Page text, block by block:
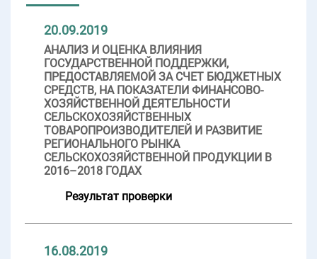
20.09.2019
АНАЛИЗ И ОЦЕНКА ВЛИЯНИЯ
ГОСУДАРСТВЕННОЙ ПОДДЕРЖКИ,
ПРЕДОСТАВЛЯЕМОЙ ЗА СЧЕТ БЮДЖЕТНЫХ
СРЕДСТВ, НА ПОКАЗАТЕЛИ ФИНАНСОВО-
ХОЗЯЙСТВЕННОЙ ДЕЯТЕЛЬНОСТИ
СЕЛЬСКОХОЗЯЙСТВЕННЫХ
ТОВАРОПРОИЗВОДИТЕЛЕЙ И РАЗВИТИЕ
РЕГИОНАЛЬНОГО РЫНКА
СЕЛЬСКОХОЗЯЙСТВЕННОЙ ПРОДУКЦИИ В
2016–2018 ГОДАХ
Результат проверки
16.08.2019